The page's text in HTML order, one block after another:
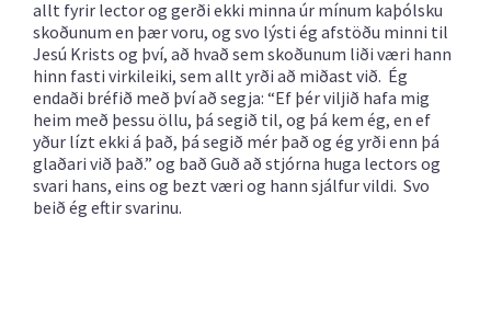
allt fyrir lector og gerði ekki minna úr mínum kaþólsku
skoðunum en þær voru, og svo lýsti ég afstöðu minni til
Jesú Krists og því, að hvað sem skoðunum liði væri hann
hinn fasti virkileiki, sem allt yrði að miðast við. Ég
endaði bréfið með því að segja: “Ef þér viljið hafa mig
heim með þessu öllu, þá segið til, og þá kem ég, en ef
yður lízt ekki á það, þá segið mér það og ég yrði enn þá
glaðari við það.” og bað Guð að stjórna huga lectors og
svari hans, eins og bezt væri og hann sjálfur vildi. Svo
beið ég eftir svarinu.